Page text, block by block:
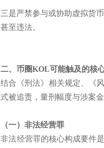
三是严禁参与或协助虚拟货
甚至违法。
二、币圈KOL可能触及的核
结合《刑法》相关规定、《
式被追责，量刑幅度与涉案
（一）非法经营罪
非法经营罪的核心构成要件